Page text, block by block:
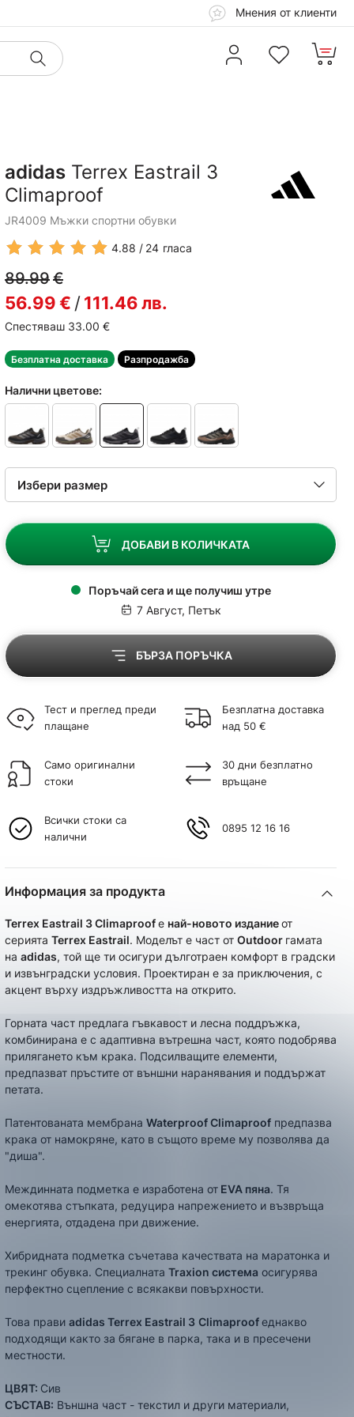
Мнения от клиенти
adidas Terrex Eastrail 3
Climaproof
JR4009 Мъжки спортни обувки
4.88 24 гласа
89.99€
56.99€ /111.46лв.
Спестяваш 33.00 €
Безплатна доставка Разпродажба
Налични цветове:
ДОБАВИ В КОЛИЧКАТА
Поръчай сега и ще получиш утре
7 Август, Петък
БЪРЗА ПОРЪЧКА
Тест и преглед преди
плащане
Безплатна доставка
над 50 €
Само оригинални
стоки
30 дни безплатно
връщане
Всички стоки са
налични
0895 12 16 16
Информация за продукта
Terrex Eastrail 3Climaproofе най-новото изданиеот
серията Terrex Eastrail. Моделът е част от Outdoor гамата
на adidas, той ще ти осигури дълготраен комфорт в градски
и извънградски условия. Проектиран е за приключения, с
акцент върху издръжливостта на открито.
Горната част предлага гъвкавост и лесна поддръжка,
комбинирана е с адаптивна вътрешна част, която подобрява
прилягането към крака. Подсилващите елементи,
предпазват пръстите от външни наранявания и поддържат
петата.
Патентованата мембрана Waterproof Climaproof предпазва
крака от намокряне, като в същото време му позволява да
"диша".
Междинната подметка е изработена от EVA пяна. Тя
омекотява стъпката, редуцира напрежението и възвръща
енергията, отдадена при движение.
Хибридната подметка съчетава качествата на маратонка и
трекинг обувка. Специалната Traxion система осигурява
перфектно сцепление с всякакви повърхности.
Това прави adidas Terrex Eastrail 3 Climaproofеднакво
подходящи както за бягане в парка, така и в пресечени
местности.
ЦВЯТ: Сив
СЪСТАВ: Външна част - текстил и други материали,